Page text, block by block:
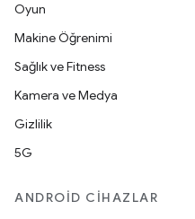
Oyun
Makine Öğrenimi
Sağlık ve Fitness
Kamera ve Medya
Gizlilik
5G
ANDROID CIHAZLAR